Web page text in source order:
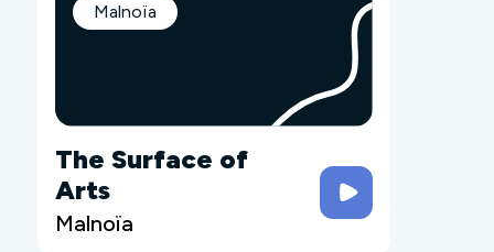
Malnoïa
The Surface of
Arts
Malnoïa